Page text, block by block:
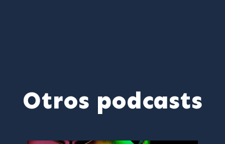
Otros podcasts